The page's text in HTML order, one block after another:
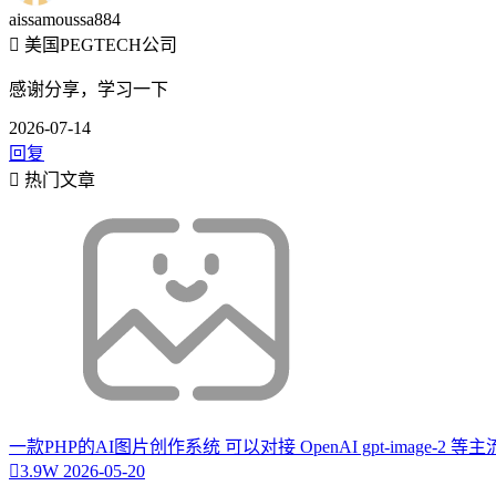
aissamoussa884
美国PEGTECH公司
感谢分享，学习一下
2026-07-14
回复
热门文章
一款PHP的AI图片创作系统 可以对接 OpenAI gpt-image-2 等主
3.9W 2026-05-20